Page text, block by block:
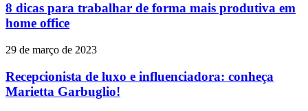
8 dicas para trabalhar de forma mais produtiva em
home office
29 de março de 2023
Recepcionista de luxo e influenciadora: conheça
Marietta Garbuglio!